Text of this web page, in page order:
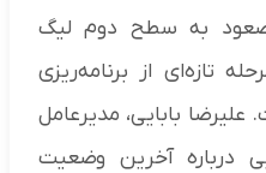
به سطح دوم لیگ
تازه‌ای از برنامه‌ریزی
بابایی، مدیرعامل
درباره آخرین وضعیت